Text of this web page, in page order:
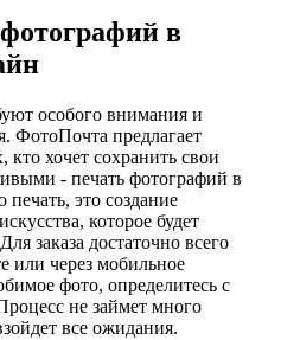
в
особого внимания и
ФотоПочта предлагает
кто хочет сохранить свои
- печать фотографий в
это создание
которое будет
заказа достаточно всего
или через мобильное
фото, определитесь с
не займет много
все ожидания.